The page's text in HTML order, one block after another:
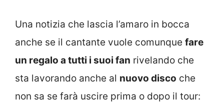
Una notizia che lascia l’amaro in bocca
anche se il cantante vuole comunque fare
un regalo a tutti i suoi fan rivelando che
sta lavorando anche al nuovo disco che
non sa se farà uscire prima o dopo il tour: